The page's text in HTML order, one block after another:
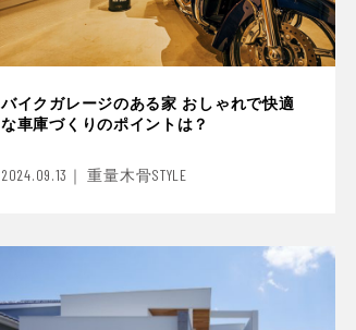
バイクガレージのある家 おしゃれで快適
な車庫づくりのポイントは？
2024.09.13｜ 重量木骨STYLE